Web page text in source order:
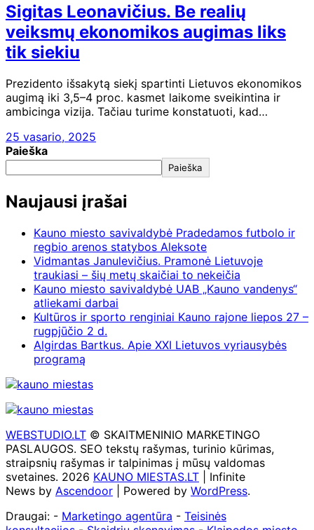
Sigitas Leonavičius. Be realių
veiksmų ekonomikos augimas liks
tik siekiu
Prezidento išsakytą siekį spartinti Lietuvos ekonomikos
augimą iki 3,5–4 proc. kasmet laikome sveikintina ir
ambicinga vizija. Tačiau turime konstatuoti, kad…
25 vasario, 2025
Paieška
Paieška
Naujausi įrašai
Kauno miesto savivaldybė Pradedamos futbolo ir
regbio arenos statybos Aleksote
Vidmantas Janulevičius. Pramonė Lietuvoje
traukiasi – šių metų skaičiai to nekeičia
Kauno miesto savivaldybė UAB „Kauno vandenys“
atliekami darbai
Kultūros ir sporto renginiai Kauno rajone liepos 27 –
rugpjūčio 2 d.
Algirdas Bartkus. Apie XXI Lietuvos vyriausybės
programą
WEBSTUDIO.LT © SKAITMENINIO MARKETINGO
PASLAUGOS. SEO tekstų rašymas, turinio kūrimas,
straipsnių rašymas ir talpinimas į mūsų valdomas
svetaines. 2026 KAUNO MIESTAS.LT | Infinite
News by Ascendoor | Powered by WordPress.
Draugai: - Marketingo agentūra - Teisinės